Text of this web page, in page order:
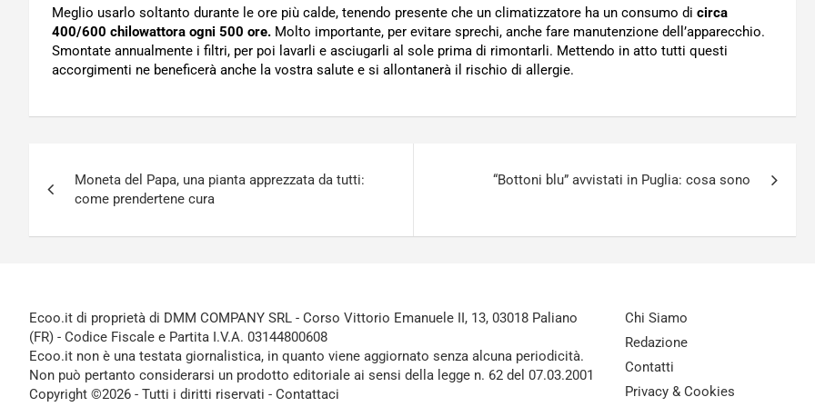
Meglio usarlo soltanto durante le ore più calde, tenendo presente che un climatizzatore ha un consumo di circa
400/600 chilowattora ogni 500 ore. Molto importante, per evitare sprechi, anche fare manutenzione dell’apparecchio.
Smontate annualmente i filtri, per poi lavarli e asciugarli al sole prima di rimontarli. Mettendo in atto tutti questi
accorgimenti ne beneficerà anche la vostra salute e si allontanerà il rischio di allergie.
articoli
Moneta del Papa, una pianta apprezzata da tutti:
come prendertene cura
“Bottoni blu” avvistati in Puglia: cosa sono
Ecoo.it di proprietà di DMM COMPANY SRL - Corso Vittorio Emanuele II, 13, 03018 Paliano
(FR) - Codice Fiscale e Partita I.V.A. 03144800608
Ecoo.it non è una testata giornalistica, in quanto viene aggiornato senza alcuna periodicità.
Non può pertanto considerarsi un prodotto editoriale ai sensi della legge n. 62 del 07.03.2001
Copyright ©2026 - Tutti i diritti riservati - Contattaci
Chi Siamo
Redazione
Contatti
Privacy & Cookies